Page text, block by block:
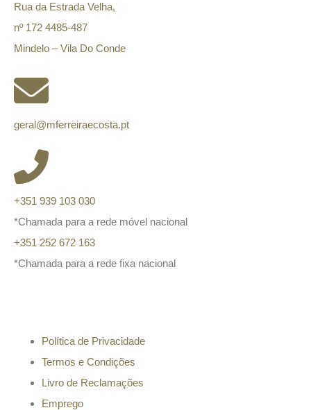
Rua da Estrada Velha,
nº 172 4485-487
Mindelo – Vila Do Conde
geral@mferreiraecosta.pt
+351 939 103 030
*Chamada para a rede móvel nacional
+351 252 672 163
*Chamada para a rede fixa nacional
Política de Privacidade
Termos e Condições
Livro de Reclamações
Emprego